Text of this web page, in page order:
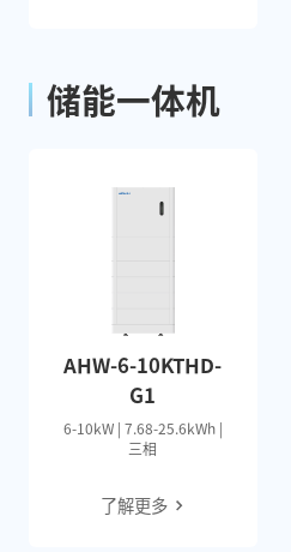
储能一体机
AHW-6-10KTHD-
G1
6-10kW | 7.68-25.6kWh |
三相
了解更多